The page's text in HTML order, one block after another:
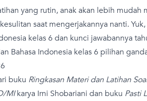
yang rutin, anak akan lebih mudah
saat mengerjakannya nanti.
kelas 6 dan kunci jawabannya
Bahasa Indonesia kelas 6 pilihan
buku Ringkasan Materi dan Latihan
MIkarya Irni Shobariani dan buku Pasti